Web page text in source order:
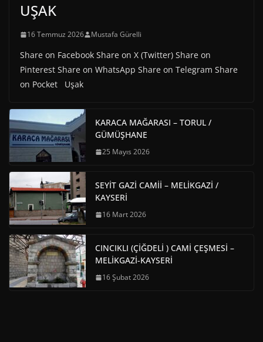
UŞAK
16 Temmuz 2026 Mustafa Gürelli
Share on Facebook Share on X (Twitter) Share on
Pinterest Share on WhatsApp Share on Telegram Share
on Pocket Uşak
KARACA MAĞARASI – TORUL /
GÜMÜŞHANE
25 Mayıs 2026
SEYİT GAZİ CAMİİ – MELİKGAZİ /
KAYSERİ
16 Mart 2026
CINCIKLI (ÇİĞDELİ ) CAMİ ÇEŞMESİ –
MELİKGAZİ-KAYSERİ
16 Şubat 2026